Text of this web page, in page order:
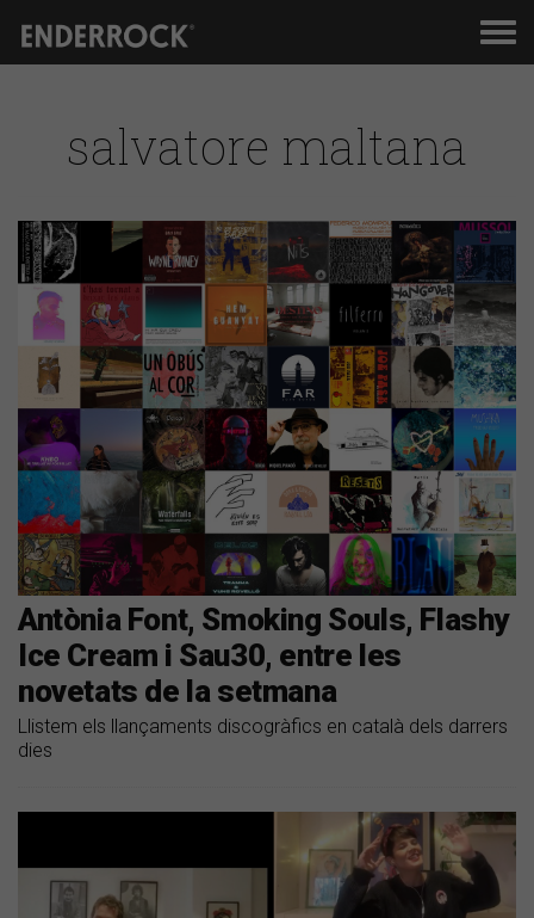
salvatore maltana
Antònia Font, Smoking Souls, Flashy
Ice Cream i Sau30, entre les
novetats de la setmana
Llistem els llançaments discogràfics en català dels darrers
dies